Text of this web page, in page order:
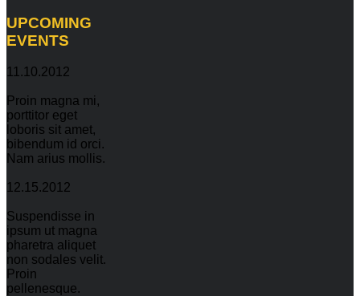
UPCOMING
EVENTS
11.10.2012
Proin magna mi,
porttitor eget
loboris sit amet,
bibendum id orci.
Nam arius mollis.
12.15.2012
Suspendisse in
ipsum ut magna
pharetra aliquet
non sodales velit.
Proin
pellenesque.